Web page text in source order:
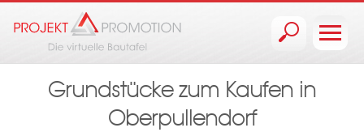
Grundstücke zum Kaufen in
Oberpullendorf